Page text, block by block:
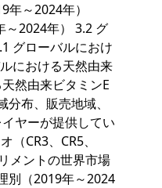
～2024年）
～2024年） 3.2 グ
グローバルにおけ
における天然由来
然由来ビタミンE
布、販売地域、
ヤーが提供してい
CR3、CR5、
メントの世界市場
別（2019年～2024